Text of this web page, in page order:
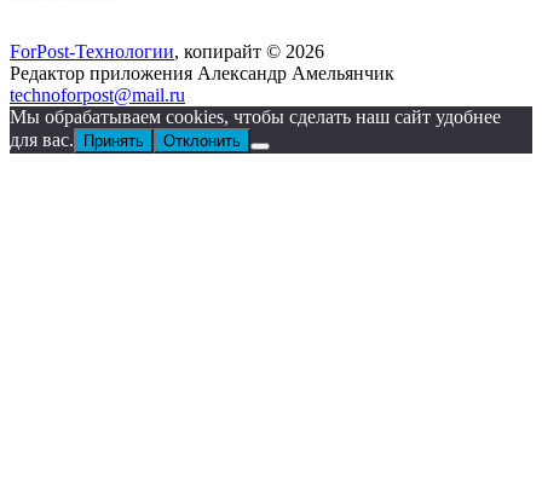
ForPost-Технологии, копирайт © 2026
Редактор приложения Александр Амельянчик
technoforpost@mail.ru
Мы обрабатываем cookies, чтобы сделать наш сайт удобнее
для вас.
Принять Отклонить